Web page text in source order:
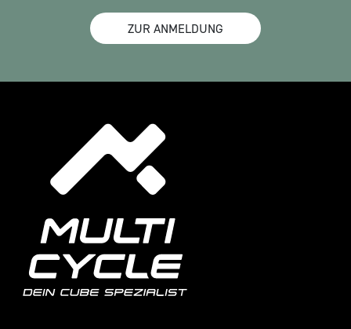
ZUR ANMELDUNG